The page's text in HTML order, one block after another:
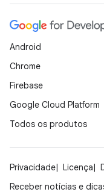
Android
Chrome
Firebase
Google Cloud Platform
Todos os produtos
Privacidade Licença
Receber notícias e